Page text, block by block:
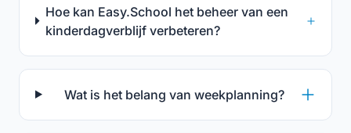
Hoe kan Easy.School het beheer van een
kinderdagverblijf verbeteren?
Wat is het belang van weekplanning?